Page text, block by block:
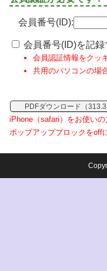
会員番号(ID):
会員番号(ID)を記録
会員認証情報をクッ
共用のパソコンの場
PDFダウンロード（313.3
iPhone（safari）をお使い
ポップアップブロックをoff